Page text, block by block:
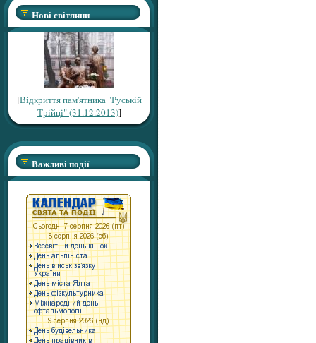
Нові світлини
[Відкриття пам'ятника "Руській
Трійці" (31.12.2013)]
Важливі події